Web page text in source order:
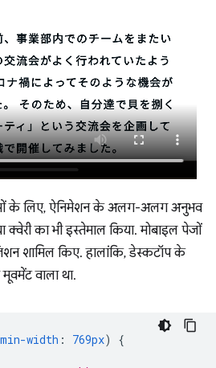
के लिए, ऐनिमेशन के अलग-अलग अनुभव
क्वेरी का भी इस्तेमाल किया. मोबाइल पेजों
शामिल किए. हालांकि, डेस्कटॉप के
वाला था.
min-width : 769px)
{